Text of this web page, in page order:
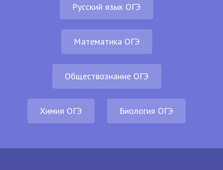
Русский язык ОГЭ
Математика ОГЭ
Обществознание ОГЭ
Химия ОГЭ Биология ОГЭ